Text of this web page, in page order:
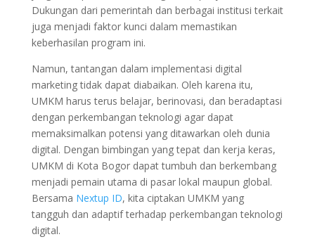
Dukungan dari pemerintah dan berbagai institusi terkait
juga menjadi faktor kunci dalam memastikan
keberhasilan program ini.
Namun, tantangan dalam implementasi digital
marketing tidak dapat diabaikan. Oleh karena itu,
UMKM harus terus belajar, berinovasi, dan beradaptasi
dengan perkembangan teknologi agar dapat
memaksimalkan potensi yang ditawarkan oleh dunia
digital. Dengan bimbingan yang tepat dan kerja keras,
UMKM di Kota Bogor dapat tumbuh dan berkembang
menjadi pemain utama di pasar lokal maupun global.
Bersama Nextup ID, kita ciptakan UMKM yang
tangguh dan adaptif terhadap perkembangan teknologi
digital.